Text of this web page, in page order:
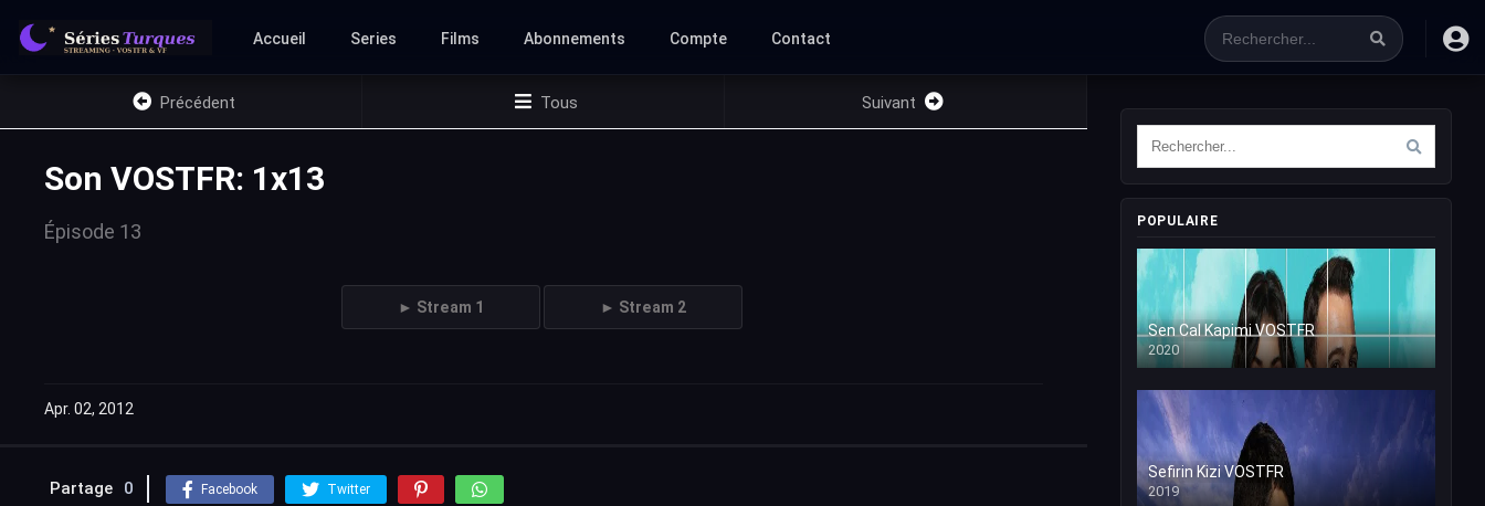
Accueil Series Films Abonnements Compte Contact
Précédent Tous Suivant
Son VOSTFR: 1x13
Épisode 13
► Stream 1 ► Stream 2
Apr. 02, 2012
Partage 0 Facebook Twitter
POPULAIRE
Sen Cal Kapimi VOSTFR
2020
Sefirin Kizi VOSTFR
2019